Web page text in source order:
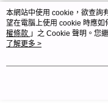
熱門標籤
本網站中使用 cookie，欲查詢
望在電腦上使用 cookie 時應
權條款 」之 Cookie 聲明。您
用條款之 Cookie 聲明使用
了解更多 >